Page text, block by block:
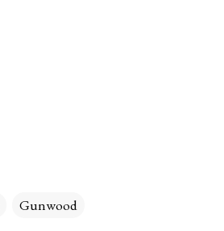
Gunwood